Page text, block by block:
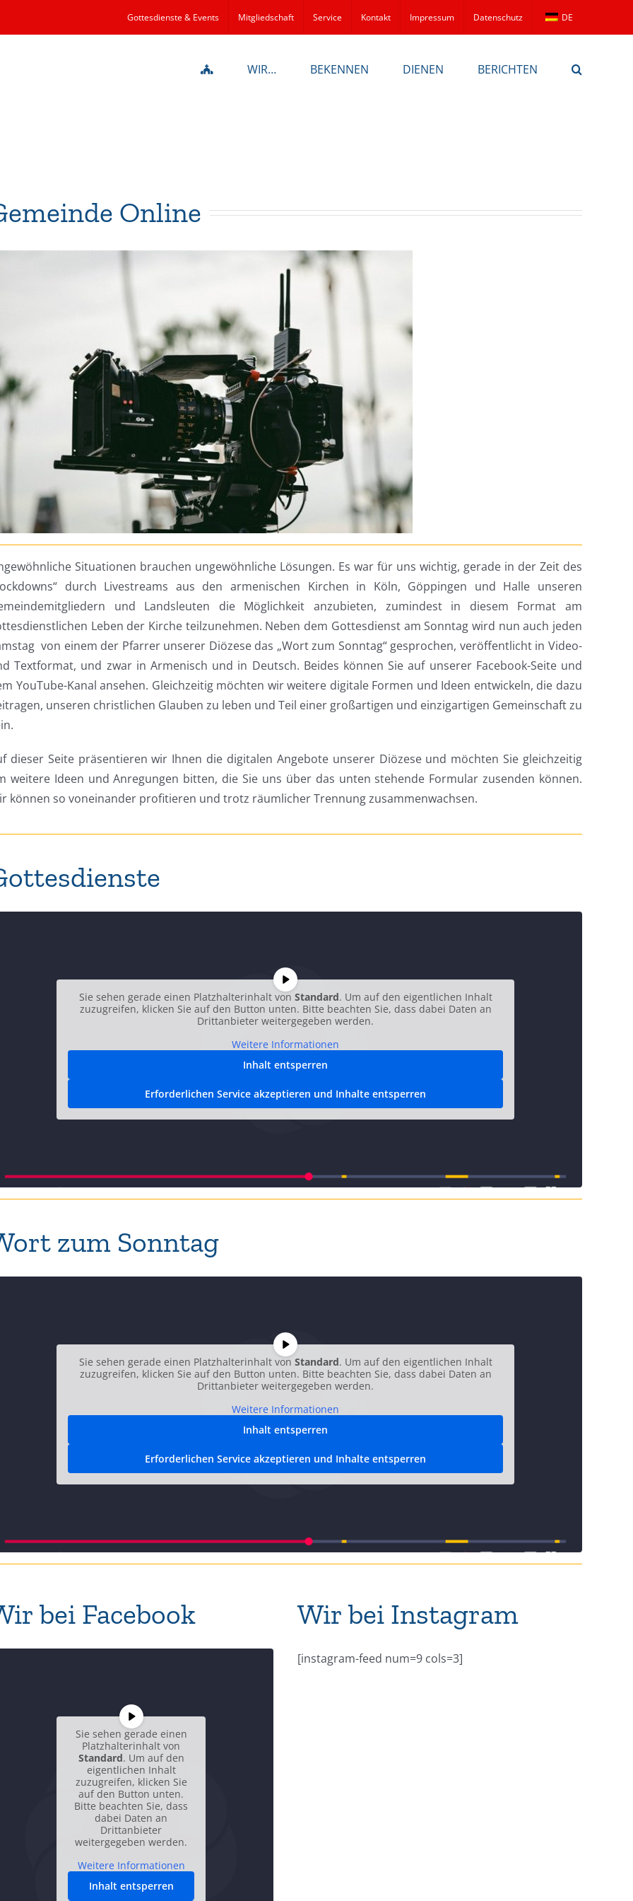
Gottesdienste & Events Mitgliedschaft Service Kontakt Impressum Datenschutz DE
WIR… BEKENNEN DIENEN BERICHTEN
Online
Situationen brauchen ungewöhnliche Lösungen. Es war für uns wichtig, gerade in der Zeit des
durch Livestreams aus den armenischen Kirchen in Köln, Göppingen und Halle unseren
und Landsleuten die Möglichkeit anzubieten, zumindest in diesem Format am
Leben der Kirche teilzunehmen. Neben dem Gottesdienst am Sonntag wird nun auch jeden
von einem der Pfarrer unserer Diözese das „Wort zum Sonntag“ gesprochen, veröffentlicht in Video-
Textformat, und zwar in Armenisch und in Deutsch. Beides können Sie auf unserer Facebook-Seite und
YouTube-Kanal ansehen. Gleichzeitig möchten wir weitere digitale Formen und Ideen entwickeln, die dazu
unseren christlichen Glauben zu leben und Teil einer großartigen und einzigartigen Gemeinschaft zu
dieser Seite präsentieren wir Ihnen die digitalen Angebote unserer Diözese und möchten Sie gleichzeitig
weitere Ideen und Anregungen bitten, die Sie uns über das unten stehende Formular zusenden können.
können so voneinander profitieren und trotz räumlicher Trennung zusammenwachsen.
Sie sehen gerade einen Platzhalterinhalt von Standard. Um auf den eigentlichen Inhalt
zuzugreifen, klicken Sie auf den Button unten. Bitte beachten Sie, dass dabei Daten an
Drittanbieter weitergegeben werden.
Weitere Informationen
Inhalt entsperren
Erforderlichen Service akzeptieren und Inhalte entsperren
zum Sonntag
Sie sehen gerade einen Platzhalterinhalt von Standard. Um auf den eigentlichen Inhalt
zuzugreifen, klicken Sie auf den Button unten. Bitte beachten Sie, dass dabei Daten an
Drittanbieter weitergegeben werden.
Weitere Informationen
Inhalt entsperren
Erforderlichen Service akzeptieren und Inhalte entsperren
bei Facebook
Sie sehen gerade einen
Platzhalterinhalt von
Standard. Um auf den
eigentlichen Inhalt
zuzugreifen, klicken Sie
auf den Button unten.
Bitte beachten Sie, dass
dabei Daten an
Drittanbieter
weitergegeben werden.
Weitere Informationen
Inhalt entsperren
Wir bei Instagram
[instagram-feed num=9 cols=3]